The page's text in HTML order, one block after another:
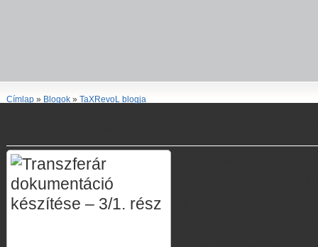
Címlap » Blogok » TaXRevoL blogja